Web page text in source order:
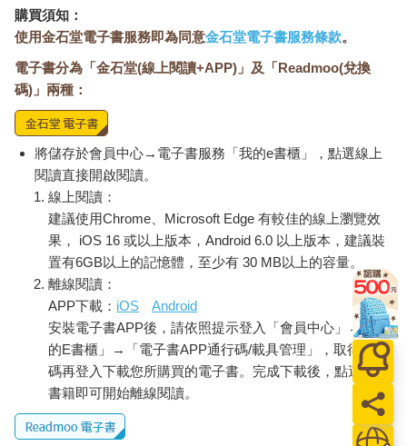
購買須知：
使用金石堂電子書服務即為同意金石堂電子書服務條款。
電子書分為「金石堂(線上閱讀+APP)」及「Readmoo(兌換
碼)」兩種：
將儲存於會員中心→電子書服務「我的e書櫃」，點選線上
閱讀直接開啟閱讀。
線上閱讀：
建議使用Chrome、Microsoft Edge 有較佳的線上瀏覽效
果， iOS 16 或以上版本，Android 6.0 以上版本，建議裝
置有6GB以上的記憶體，至少有 30 MB以上的容量。
離線閱讀：
APP下載： iOS
Android
安裝電子書APP後，請依照提示登入「會員中心」→「我
的E書櫃」→「電子書APP通行碼/載具管理」，取得通行
碼再登入下載您所購買的電子書。完成下載後，點選任一
書籍即可開始離線閱讀。